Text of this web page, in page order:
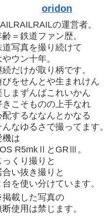
oridon
の運営者。
齢＝鉄道ファン歴。
道写真を撮り続けて
やウン十年。
続だけが取り柄です。
びをせんとや生まれけん
しまずんばこれいかん
きこそものの上手なれ
配するななんとかなる
んなゆるさで撮ってます。
機は
R5mkⅡとGRⅢ。
っくり撮りと
合い抜き撮りと
台を使い分けています。
載した写真の
断使用は禁じます。